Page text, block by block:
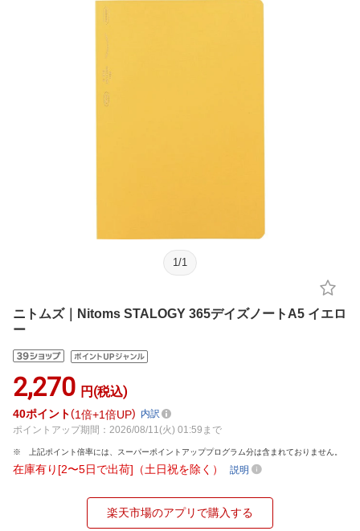
1 /1
ニトムズ｜Nitoms STALOGY 365デイズノートA5 イエロ
ー
2,270 円(税込)
40ポイント 1倍 1倍UP
内訳
ポイントアップ期間：2026/08/11(火) 01:59まで
上記ポイント倍率には、スーパーポイントアッププログラム分は含まれておりません。
在庫有り[2〜5日で出荷]（土日祝を除く） 説明
楽天市場のアプリで購入する